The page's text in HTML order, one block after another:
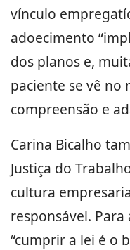
vínculo
adoecimento
dos planos e,
paciente se vê no
compreensão e
Carina Bicalho
Justiça do
cultura
responsável.
“cumprir a lei é o